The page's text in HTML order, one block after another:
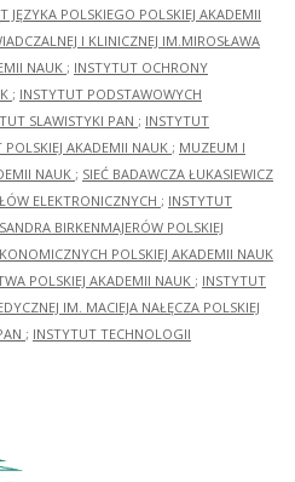
JĘZYKA POLSKIEGO POLSKIEJ AKADEMII
I KLINICZNEJ IM.MIROSŁAWA
NAUK ; INSTYTUT OCHRONY
; INSTYTUT PODSTAWOWYCH
SLAWISTYKI PAN ; INSTYTUT
POLSKIEJ AKADEMII NAUK ; MUZEUM I
NAUK ; SIEĆ BADAWCZA ŁUKASIEWICZ
ELEKTRONICZNYCH ; INSTYTUT
BIRKENMAJERÓW POLSKIEJ
POLSKIEJ AKADEMII NAUK
POLSKIEJ AKADEMII NAUK ; INSTYTUT
IM. MACIEJA NAŁĘCZA POLSKIEJ
; INSTYTUT TECHNOLOGII